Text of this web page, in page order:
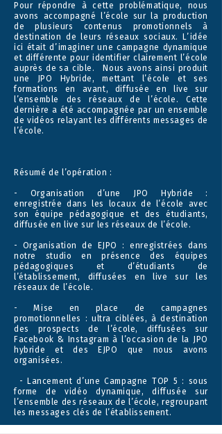
Pour répondre à cette problématique, nous
avons accompagné l’école sur la production
de plusieurs contenus promotionnels à
destination de leurs réseaux sociaux. L’idée
ici était d’imaginer une campagne dynamique
et différente pour identifier clairement l’école
auprès de sa cible. Nous avons ainsi produit
une JPO Hybride, mettant l’école et ses
formations en avant, diffusée en live sur
l’ensemble des réseaux de l’école. Cette
dernière a été accompagnée par un ensemble
de vidéos relayant les différents messages de
l’école.
Résumé de l’opération :
- Organisation d’une JPO Hybride :
enregistrée dans les locaux de l’école avec
son équipe pédagogique et des étudiants,
diffusée en live sur les réseaux de l’école.
- Organisation de EJPO : enregistrées dans
notre studio en présence des équipes
pédagogiques et d’étudiants de
l’établissement, diffusées en live sur les
réseaux de l’école.
- Mise en place de campagnes
promotionnelles : ultra ciblées, à destination
des prospects de l’école, diffusées sur
Facebook & Instagram à l’occasion de la JPO
hybride et des EJPO que nous avons
organisées.
- Lancement d’une Campagne TOP 5 : sous
forme de vidéo dynamique, diffusée sur
l’ensemble des réseaux de l’école, regroupant
les messages clés de l’établissement.